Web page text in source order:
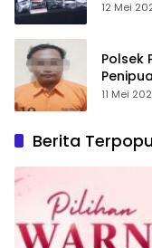
12 Mei
Polsek
11 Mei
Berita